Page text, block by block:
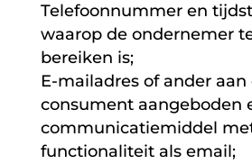
Telefoonnummer en
waarop de ondernemer
bereiken is;
E-mailadres of ander aan
consument aangeboden
communicatiemiddel
functionaliteit als email;